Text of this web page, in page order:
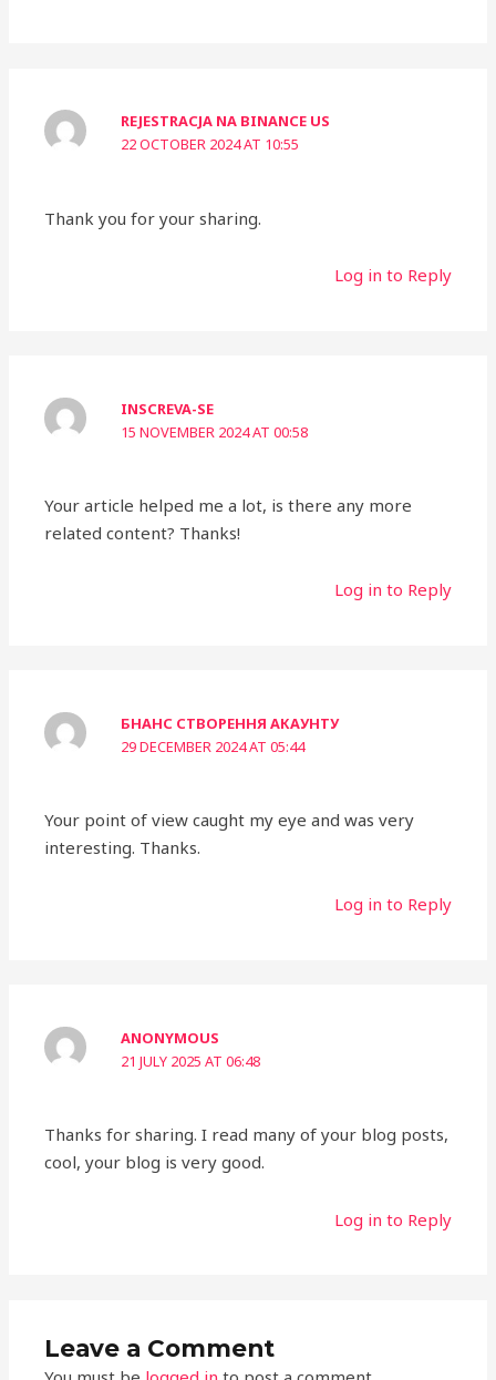
REJESTRACJA NA BINANCE US
22 OCTOBER 2024 AT 10:55
Thank you for your sharing.
Log in to Reply
INSCREVA-SE
15 NOVEMBER 2024 AT 00:58
Your article helped me a lot, is there any more
related content? Thanks!
Log in to Reply
БНАНС СТВОРЕННЯ АКАУНТУ
29 DECEMBER 2024 AT 05:44
Your point of view caught my eye and was very
interesting. Thanks.
Log in to Reply
ANONYMOUS
21 JULY 2025 AT 06:48
Thanks for sharing. I read many of your blog posts,
cool, your blog is very good.
Log in to Reply
Leave a Comment